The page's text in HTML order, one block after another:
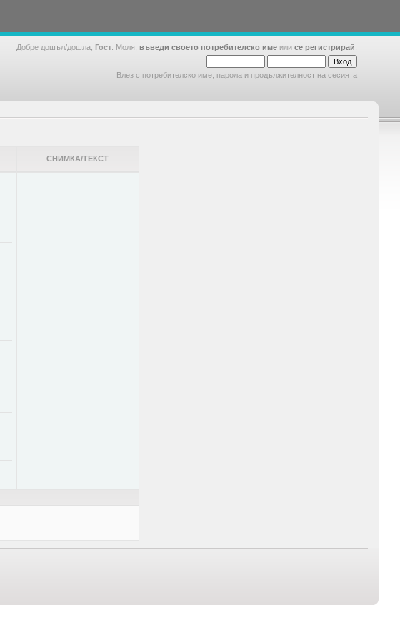
Добре дошъл/дошла, Гост . Моля, въведи своето потребителско име или се регистрирай
Влез с потребителско име, парола и продължителност на сесията
СНИМКА/ТЕКСТ